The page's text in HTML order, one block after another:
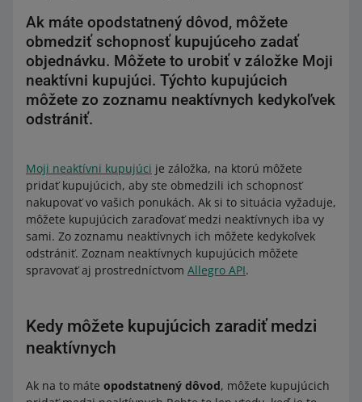
Ak máte opodstatnený dôvod, môžete
obmedziť schopnosť kupujúceho zadať
objednávku. Môžete to urobiť v záložke Moji
neaktívni kupujúci. Týchto kupujúcich
môžete zo zoznamu neaktívnych kedykoľvek
odstrániť.
Moji neaktívni kupujúci je záložka, na ktorú môžete
pridať kupujúcich, aby ste obmedzili ich schopnosť
nakupovať vo vašich ponukách. Ak si to situácia vyžaduje,
môžete kupujúcich zaraďovať medzi neaktívnych iba vy
sami. Zo zoznamu neaktívnych ich môžete kedykoľvek
odstrániť. Zoznam neaktívnych kupujúcich môžete
spravovať aj prostredníctvom Allegro API.
Kedy môžete kupujúcich zaradiť medzi
neaktívnych
Ak na to máte opodstatnený dôvod, môžete kupujúcich